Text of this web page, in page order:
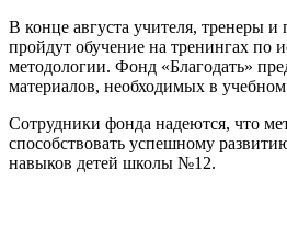
В конце августа учителя, тренеры
пройдут обучение на тренингах по
методологии. Фонд «Благодать»
материалов, необходимых в учебном
Сотрудники фонда надеются, что
способствовать успешному
навыков детей школы №12.